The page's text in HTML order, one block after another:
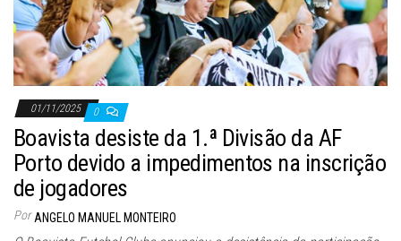
01/11/2025 0
Boavista desiste da 1.ª Divisão da AF
Porto devido a impedimentos na inscrição
de jogadores
Por ANGELO MANUEL MONTEIRO